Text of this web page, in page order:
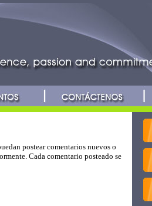
postear comentarios nuevos o
Cada comentario posteado se